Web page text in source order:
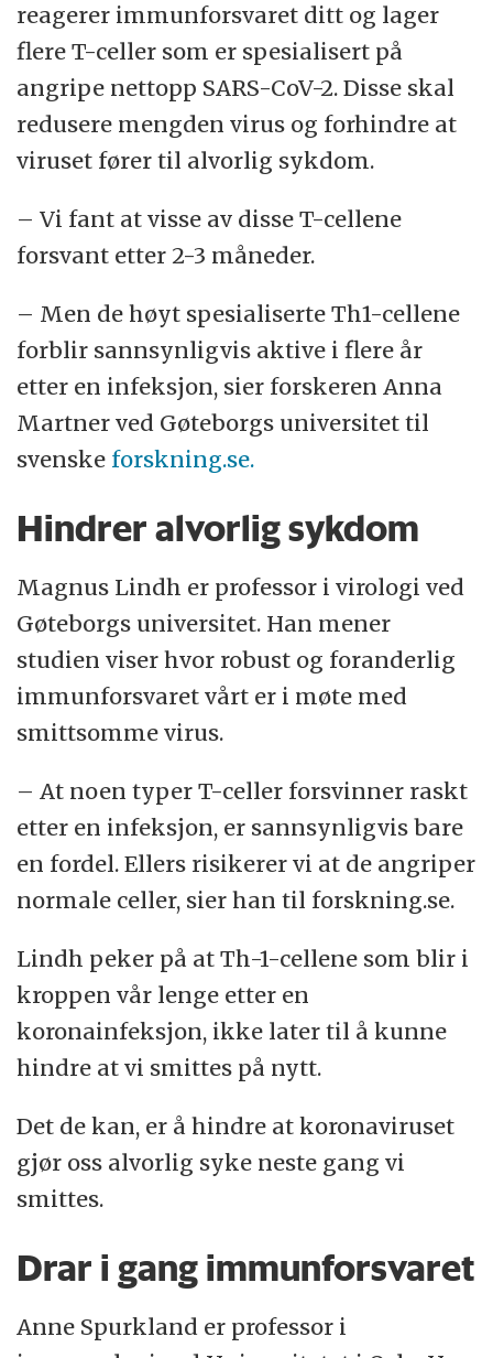
reagerer immunforsvaret ditt og lager
flere T-celler som er spesialisert på
angripe nettopp SARS-CoV-2. Disse skal
redusere mengden virus og forhindre at
viruset fører til alvorlig sykdom.
– Vi fant at visse av disse T-cellene
forsvant etter 2-3 måneder.
– Men de høyt spesialiserte Th1-cellene
forblir sannsynligvis aktive i flere år
etter en infeksjon, sier forskeren Anna
Martner ved Gøteborgs universitet til
svenske forskning.se.
Hindrer alvorlig sykdom
Magnus Lindh er professor i virologi ved
Gøteborgs universitet. Han mener
studien viser hvor robust og foranderlig
immunforsvaret vårt er i møte med
smittsomme virus.
– At noen typer T-celler forsvinner raskt
etter en infeksjon, er sannsynligvis bare
en fordel. Ellers risikerer vi at de angriper
normale celler, sier han til forskning.se.
Lindh peker på at Th-1-cellene som blir i
kroppen vår lenge etter en
koronainfeksjon, ikke later til å kunne
hindre at vi smittes på nytt.
Det de kan, er å hindre at koronaviruset
gjør oss alvorlig syke neste gang vi
smittes.
Drar i gang immunforsvaret
Anne Spurkland er professor i